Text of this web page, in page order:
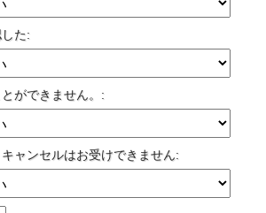
た:
ができません。:
ャンセルはお受けできません: